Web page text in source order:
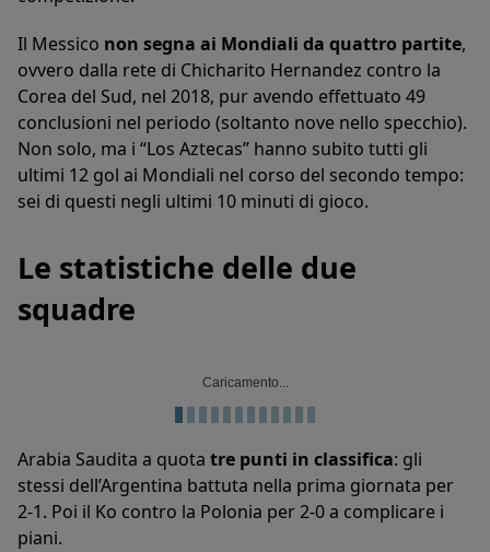
Il Messico non segna ai Mondiali da quattro partite,
ovvero dalla rete di Chicharito Hernandez contro la
Corea del Sud, nel 2018, pur avendo effettuato 49
conclusioni nel periodo (soltanto nove nello specchio).
Non solo, ma i “Los Aztecas” hanno subito tutti gli
ultimi 12 gol ai Mondiali nel corso del secondo tempo:
sei di questi negli ultimi 10 minuti di gioco.
Le statistiche delle due
squadre
Caricamento...
Arabia Saudita a quota tre punti in classifica: gli
stessi dell’Argentina battuta nella prima giornata per
2-1. Poi il Ko contro la Polonia per 2-0 a complicare i
piani.